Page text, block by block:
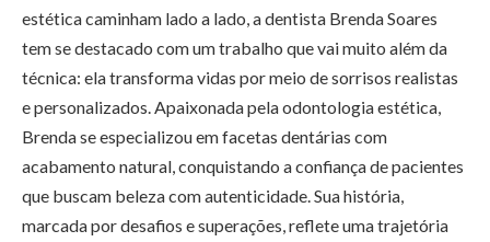
estética caminham lado a lado, a dentista Brenda Soares
tem se destacado com um trabalho que vai muito além da
técnica: ela transforma vidas por meio de sorrisos realistas
e personalizados. Apaixonada pela odontologia estética,
Brenda se especializou em facetas dentárias com
acabamento natural, conquistando a confiança de pacientes
que buscam beleza com autenticidade. Sua história,
marcada por desafios e superações, reflete uma trajetória